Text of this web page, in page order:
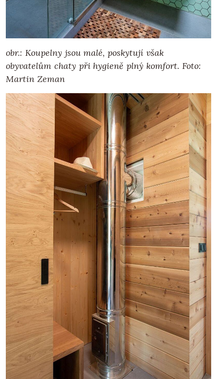
obr.: Koupelny jsou malé, poskytují však
obyvatelům chaty při hygieně plný komfort. Foto:
Martin Zeman